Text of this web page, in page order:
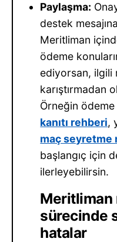
Paylaşma:
destek
Meritliman
ödeme
ediyorsan, ilgili
karıştırmadan
Örneğin
kanıtı rehberi,
maç seyretme
başlangıç için
ilerleyebilirsin.
Meritliman
sürecinde
hatalar